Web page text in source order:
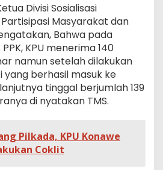
Divisi Sosialisasi
Masyarakat dan
Bahwa pada
KPU menerima 140
namun setelah dilakukan
yang berhasil masuk ke
tinggal berjumlah 139
di nyatakan TMS.
Pilkada, KPU Konawe
Coklit